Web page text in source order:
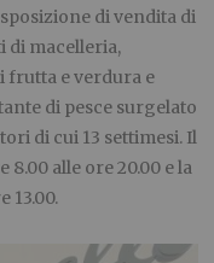
di vendita di
di macelleria,
frutta e verdura e
di pesce surgelato
di cui 13 settimesi. Il
alle ore 20.00 e la
13.00.